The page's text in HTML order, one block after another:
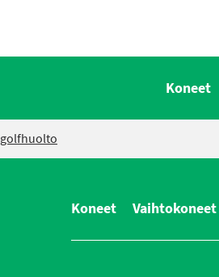
Koneet
golfhuolto
Koneet Vaihtokoneet